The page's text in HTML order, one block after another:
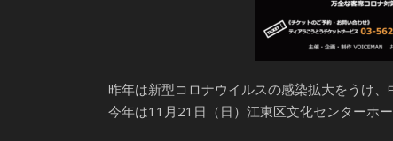
昨年は新型コロナウイルスの感染拡大をうけ、
今年は11月21日（日）江東区文化センターホ